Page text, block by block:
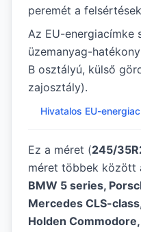
peremét a
Az EU-energiacímke
üzemanyag-
B osztályú, külső
zajosztály).
Hivatalos EU-
Ez a méret (245/
méret többek között
BMW 5 series,
Mercedes CLS-
Holden